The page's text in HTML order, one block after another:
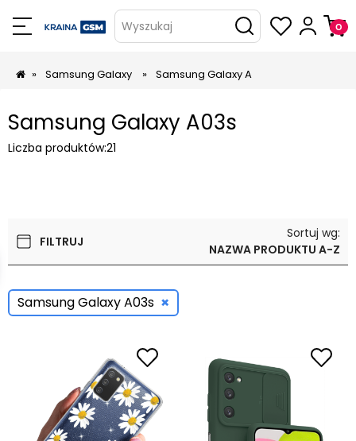
Wyszukaj
» Samsung Galaxy » Samsung Galaxy A
Samsung Galaxy A03s
Liczba produktów:21
FILTRUJ
Sortuj wg:
NAZWA PRODUKTU A-Z
Samsung Galaxy A03s ×